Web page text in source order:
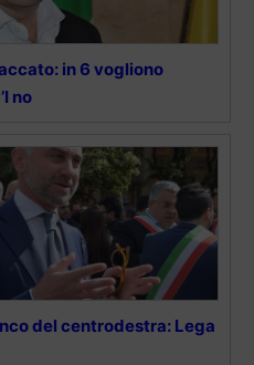
in 6 vogliono
no
del centrodestra: Lega